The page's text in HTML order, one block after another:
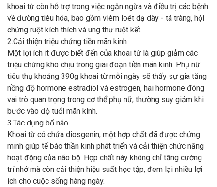
khoai từ còn hỗ trợ trong việc ngăn ngừa và điều trị các bệnh
về đường tiêu hóa, bao gồm viêm loét dạ dày - tá tràng, hội
chứng ruột kích thích và ung thư ruột kết.
2.Cải thiện triệu chứng tiền mãn kinh
Một lợi ích ít được biết đến của khoai từ là giúp giảm các
triệu chứng khó chịu trong giai đoạn tiền mãn kinh. Phụ nữ
tiêu thụ khoảng 390g khoai từ mỗi ngày sẽ thấy sự gia tăng
nồng độ hormone estradiol và estrogen, hai hormone đóng
vai trò quan trọng trong cơ thể phụ nữ, thường suy giảm khi
bước vào độ tuổi mãn kinh.
3.Tác dụng bổ não
Khoai từ có chứa diosgenin, một hợp chất đã được chứng
minh giúp tế bào thần kinh phát triển và cải thiện chức năng
hoạt động của não bộ. Hợp chất này không chỉ tăng cường
trí nhớ mà còn cải thiện hiệu suất học tập, đem lại nhiều lợi
ích cho cuộc sống hàng ngày.